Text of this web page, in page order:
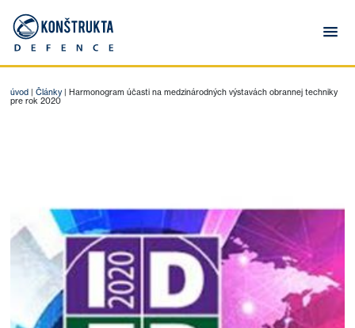
úvod | Články | Harmonogram účasti na medzinárodných výstavách obrannej techniky
pre rok 2020